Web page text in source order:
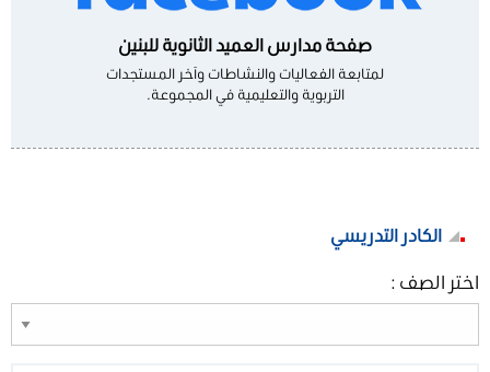
صفحة مدارس العميد الثانوية للبنين
لمتابعة الفعاليات والنشاطات وآخر المستجدات
التربوية والتعليمية في المجموعة.
الكادر التدريسي
اختر الصف :